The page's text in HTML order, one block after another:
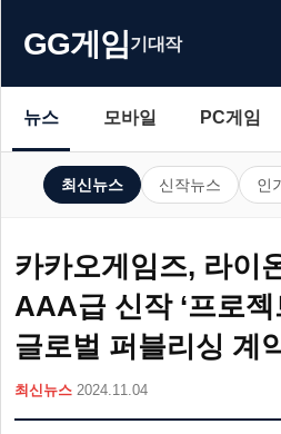
GG게임기대작
뉴스 모바일 PC게임
최신뉴스 신작뉴스 인
카카오게임즈, 라이
AAA급 신작 ‘프로젝
글로벌 퍼블리싱 계
최신뉴스 2024.11.04